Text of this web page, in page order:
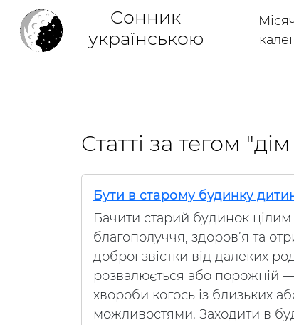
Cонник
українською
Статті за тегом
Бути в старому будинку
Бачити старий будинок
благополуччя, здоров’я та
доброї звістки від далеких
розвалюється або порожній
хвороби когось із близьких
можливостями. Заходити в